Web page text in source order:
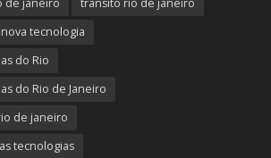
de janeiro
trânsito rio de janeiro
tecnologia
do Rio
do Rio de Janeiro
de janeiro
tecnologias